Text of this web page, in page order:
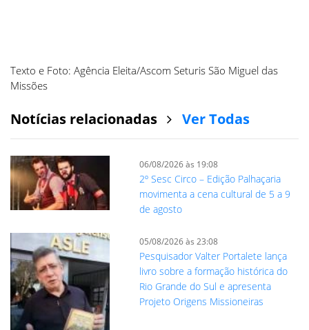
Texto e Foto: Agência Eleita/Ascom Seturis São Miguel das
Missões
Notícias relacionadas Ver Todas
06/08/2026 às 19:08
2º Sesc Circo – Edição Palhaçaria
movimenta a cena cultural de 5 a 9
de agosto
05/08/2026 às 23:08
Pesquisador Valter Portalete lança
livro sobre a formação histórica do
Rio Grande do Sul e apresenta
Projeto Origens Missioneiras